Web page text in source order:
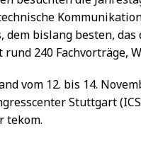
dem bislang besten,
rund 240 Fachvorträge,
vom 12. bis 14.
Stuttgart
tekom.